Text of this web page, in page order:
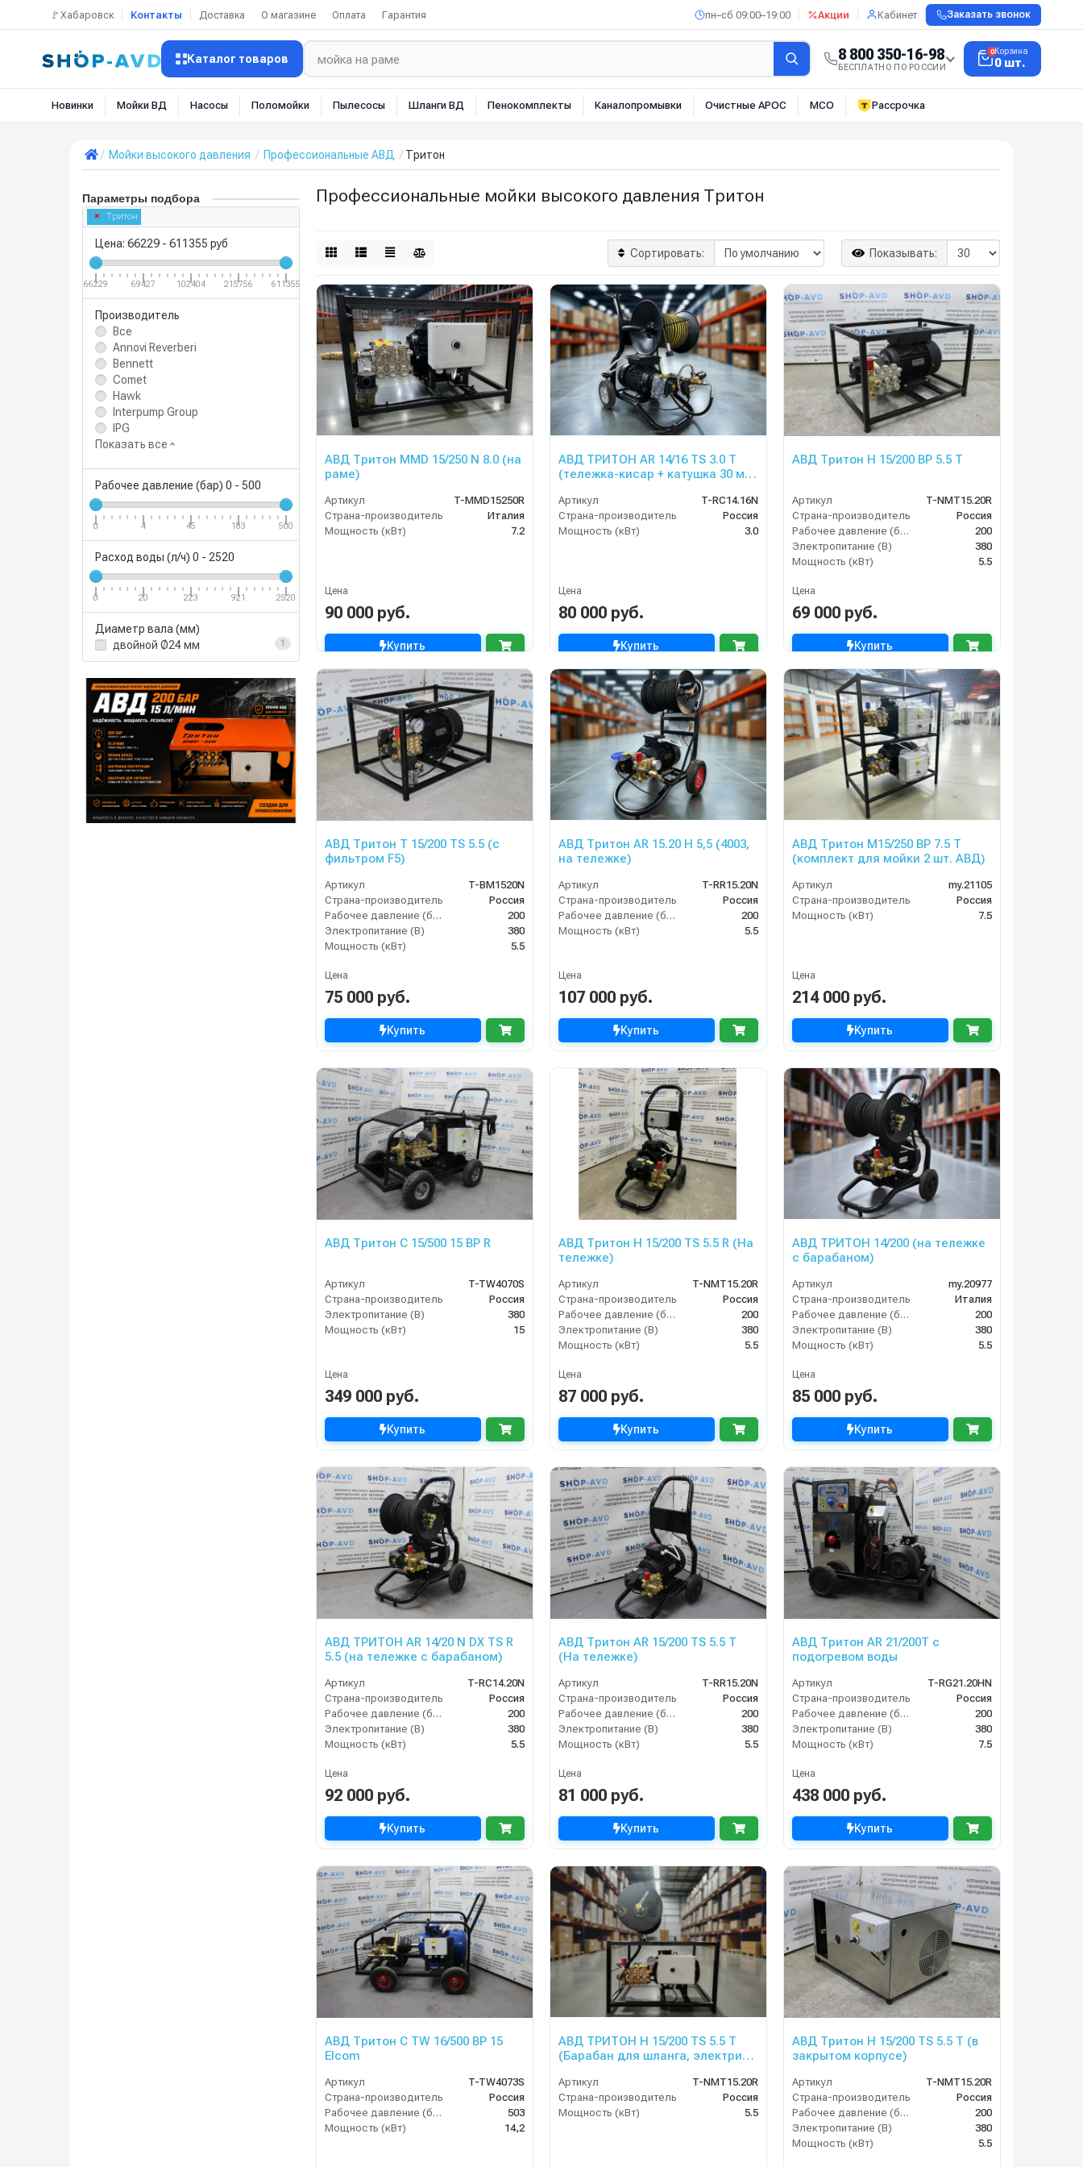
🚩Хабаровск Контакты Доставка О магазине Оплата Гарантия пн–сб 09:00–19:00 Акции Кабинет Заказать звонок
Каталог товаров 8 800 350-16-98
БЕСПЛАТНО ПО РОССИИ
0Корзина
0 шт.
Новинки Мойки ВД Насосы Поломойки Пылесосы Шланги ВД Пенокомплекты Каналопромывки Очистные АРОС МСО Рассрочка
Мойки высокого давления Профессиональные АВД Тритон
Параметры подбора
Тритон
Цена: 66229 - 611355 руб
66229 69427 102404 215756 611355
Производитель
Все
Annovi Reverberi
Bennett
Comet
Hawk
Interpump Group
IPG
Показать все
Рабочее давление (бар) 0 - 500
0 4 45 183 500
Расход воды (л/ч) 0 - 2520
0 20 223 921 2520
Диаметр вала (мм)
двойной Ø24 мм
1
Профессиональные мойки высокого давления Тритон
Сортировать: Показывать:
АВД Тритон MMD 15/250 N 8.0 (на
раме)
Артикул
T-MMD15250R
Страна-производитель
Италия
Мощность (кВт)
7.2
Цена
90 000 руб.
Купить
АВД ТРИТОН AR 14/16 TS 3.0 T
(тележка-кисар + катушка 30 м
фильтр переходник )
Артикул
T-RC14.16N
Страна-производитель
Россия
Мощность (кВт)
3.0
Цена
80 000 руб.
Купить
АВД Тритон H 15/200 BP 5.5 T
Артикул
T-NMT15.20R
Страна-производитель
Россия
Рабочее давление (бар)
200
Электропитание (В)
380
Мощность (кВт)
5.5
Цена
69 000 руб.
Купить
АВД Тритон T 15/200 TS 5.5 (с
фильтром F5)
Артикул
T-BM1520N
Страна-производитель
Россия
Рабочее давление (бар)
200
Электропитание (В)
380
Мощность (кВт)
5.5
Цена
75 000 руб.
Купить
АВД Тритон AR 15.20 H 5,5 (4003,
на тележке)
Артикул
T-RR15.20N
Страна-производитель
Россия
Рабочее давление (бар)
200
Мощность (кВт)
5.5
Цена
107 000 руб.
Купить
АВД Тритон М15/250 BP 7.5 T
(комплект для мойки 2 шт. АВД)
Артикул
my.21105
Страна-производитель
Россия
Мощность (кВт)
7.5
Цена
214 000 руб.
Купить
АВД Тритон C 15/500 15 BP R
Артикул
T-TW4070S
Страна-производитель
Россия
Электропитание (В)
380
Мощность (кВт)
15
Цена
349 000 руб.
Купить
АВД Тритон H 15/200 TS 5.5 R (На
тележке)
Артикул
T-NMT15.20R
Страна-производитель
Россия
Рабочее давление (бар)
200
Электропитание (В)
380
Мощность (кВт)
5.5
Цена
87 000 руб.
Купить
АВД ТРИТОН 14/200 (на тележке
с барабаном)
Артикул
my.20977
Страна-производитель
Италия
Рабочее давление (бар)
200
Электропитание (В)
380
Мощность (кВт)
5.5
Цена
85 000 руб.
Купить
АВД ТРИТОН AR 14/20 N DX TS R
5.5 (на тележке с барабаном)
Артикул
T-RC14.20N
Страна-производитель
Россия
Рабочее давление (бар)
200
Электропитание (В)
380
Мощность (кВт)
5.5
Цена
92 000 руб.
Купить
АВД Тритон AR 15/200 TS 5.5 T
(На тележке)
Артикул
T-RR15.20N
Страна-производитель
Россия
Рабочее давление (бар)
200
Электропитание (В)
380
Мощность (кВт)
5.5
Цена
81 000 руб.
Купить
АВД Тритон AR 21/200Т с
подогревом воды
Артикул
T-RG21.20HN
Страна-производитель
Россия
Рабочее давление (бар)
200
Электропитание (В)
380
Мощность (кВт)
7.5
Цена
438 000 руб.
Купить
АВД Тритон C TW 16/500 BP 15
Elcom
Артикул
T-TW4073S
Страна-производитель
Россия
Рабочее давление (бар)
503
Мощность (кВт)
14,2
АВД ТРИТОН H 15/200 TS 5.5 T
(Барабан для шланга, электрика
Артикул
T-NMT15.20R
Страна-производитель
Россия
Мощность (кВт)
5.5
АВД Тритон H 15/200 TS 5.5 T (в
закрытом корпусе)
Артикул
T-NMT15.20R
Страна-производитель
Россия
Рабочее давление (бар)
200
Электропитание (В)
380
Мощность (кВт)
5.5